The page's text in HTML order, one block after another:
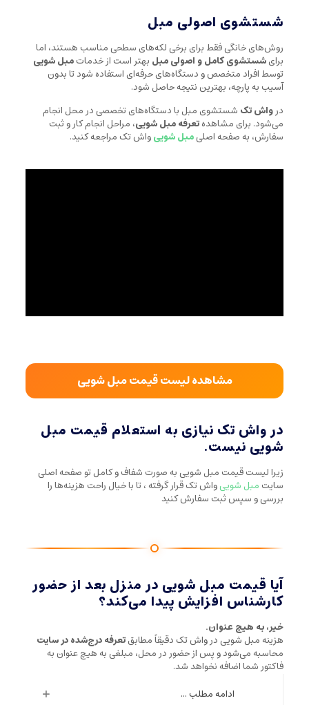
شستشوی اصولی مبل
روش‌های خانگی فقط برای برخی لکه‌های سطحی مناسب هستند، اما
برایشستشوی کامل و اصولی مبل بهتر است از خدماتمبل شویی
توسط افراد متخصص و دستگاه‌های حرفه‌ای استفاده شود تا بدون
آسیب به پارچه، بهترین نتیجه حاصل شود.
درواش تک شستشوی مبل با دستگاه‌های تخصصی در محل انجام
می‌شود. برای مشاهدهتعرفه مبل شویی، مراحل انجام کار و ثبت
سفارش، به صفحه اصلیمبل شوییواش تک مراجعه کنید.
مشاهده لیست قیمت مبل شویی
در واش تک نیازی به استعلام قیمت مبل
شویی نیست.
زیرا لیست قیمت مبل شویی به صورت شفاف و کامل تو صفحه اصلی
سایت مبل شوییواش تک قرار گرفته ، تا با خیال راحت هزینه‌ها را
بررسی و سپس ثبت سفارش کنید
آیا قیمت مبل شویی در منزل بعد از حضور
کارشناس افزایش پیدا می‌کند؟
خیر، به هیچ عنوان.
هزینه مبل شویی در واش تک دقیقاً مطابقتعرفه درج‌شده در سایت
محاسبه می‌شود و پس از حضور در محل، مبلغی به هیچ عنوان به
فاکتور شما اضافه نخواهد شد.
ادامه مطلب ...